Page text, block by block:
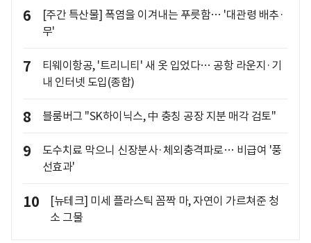
6
[주간 특산물] 폭염을 이겨내는 푸릇함… '대관령 배추·
무'
7
티웨이항공, '트리니티' 새 옷 입었다… 공항 라운지·기
내 인터넷 도입(종합)
8 블룸버그 "SK하이닉스, 中 충칭 공장 지분 매각 검토"
9
도수치료 막으니 신장분사·체외충격파로… 비급여 '풍
선효과'
10
[뉴테크] 미세 플라스틱 꼼짝 마, 자연이 가르쳐준 청
소 그물